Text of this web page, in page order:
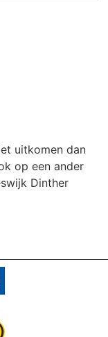
uitkomen dan
op een ander
Dinther